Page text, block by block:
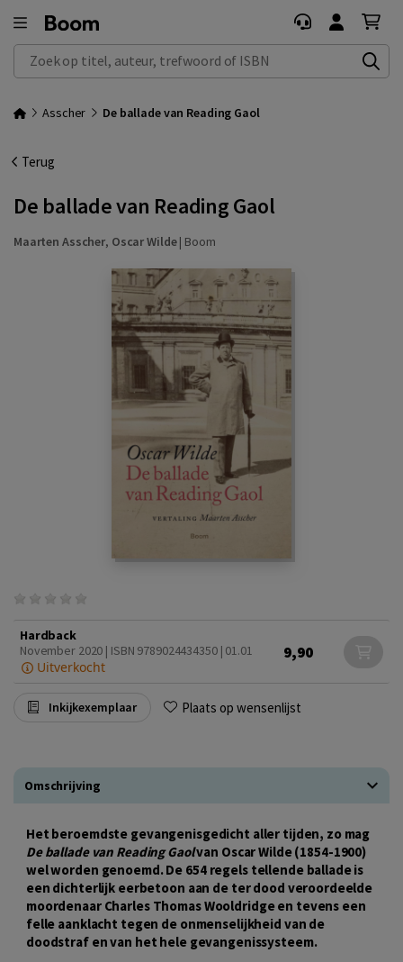
Zoek op titel, auteur, trefwoord of ISBN
Asscher De ballade van Reading Gaol
Terug
De ballade van Reading Gaol
Maarten Asscher, Oscar Wilde| Boom
Hardback
November 2020 | ISBN 9789024434350 | 01.01
Uitverkocht
9,90
Inkijkexemplaar Plaats op wensenlijst
Omschrijving
Het beroemdste gevangenisgedicht aller tijden, zo mag
De ballade van Reading Gaolvan Oscar Wilde (1854-1900)
wel worden genoemd. De 654 regels tellende ballade is
een dichterlijk eerbetoon aan de ter dood veroordeelde
moordenaar Charles Thomas Wooldridge en tevens een
felle aanklacht tegen de onmenselijkheid van de
doodstraf en van het hele gevangenissysteem.